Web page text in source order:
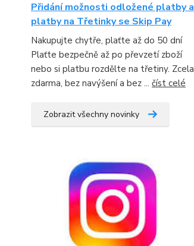
Přidání možnosti odložené platby a
platby na Třetinky se Skip Pay
Nakupujte chytře, plaťte až do 50 dní
Plaťte bezpečně až po převzetí zboží
nebo si platbu rozdělte na třetiny. Zcela
zdarma, bez navýšení a bez ... číst celé
Zobrazit všechny novinky